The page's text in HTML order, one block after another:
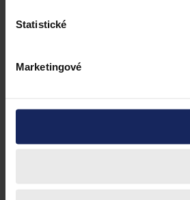
Statistické
Marketingové